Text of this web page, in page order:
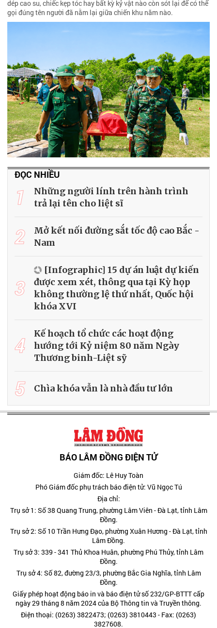
dép cao su, chiếc kẹp tóc hay bất kỳ kỷ vật nào còn sót lại để có thể
gọi đúng tên người đã nằm lại giữa chiến khu năm nào.
ĐỌC NHIỀU
1
Những người lính trên hành trình
trả lại tên cho liệt sĩ
2
Mở kết nối đường sắt tốc độ cao Bắc -
Nam
3
[Infographic] 15 dự án luật dự kiến
được xem xét, thông qua tại Kỳ họp
không thường lệ thứ nhất, Quốc hội
khóa XVI
4
Kế hoạch tổ chức các hoạt động
hướng tới Kỷ niệm 80 năm Ngày
Thương binh-Liệt sỹ
5 Chìa khóa vẫn là nhà đầu tư lớn
BÁO LÂM ĐỒNG ĐIỆN TỬ
Giám đốc: Lê Huy Toàn
Phó Giám đốc phụ trách báo điện tử: Vũ Ngọc Tú
Địa chỉ:
Trụ sở 1: Số 38 Quang Trung, phường Lâm Viên - Đà Lạt, tỉnh Lâm
Đồng.
Trụ sở 2: Số 10 Trần Hưng Đạo, phường Xuân Hương - Đà Lạt, tỉnh
Lâm Đồng.
Trụ sở 3: 339 - 341 Thủ Khoa Huân, phường Phú Thủy, tỉnh Lâm
Đồng.
Trụ sở 4: Số 82, đường 23/3, phường Bắc Gia Nghĩa, tỉnh Lâm
Đồng.
Giấy phép hoạt động báo in và báo điện tử số 232/GP-BTTT cấp
ngày 29 tháng 8 năm 2024 của Bộ Thông tin và Truyền thông.
Điện thoại: (0263) 3822473; (0263) 3810443 - Fax: (0263)
3827608.